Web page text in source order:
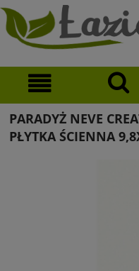
PARADYŻ NEVE
PŁYTKA ŚCIENNA